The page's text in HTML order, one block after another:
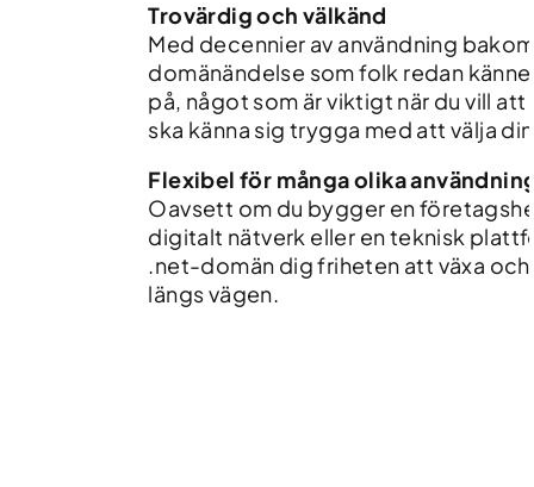
Trovärdig och välkänd
Med decennier av användning
domänändelse som folk redan
på, något som är viktigt när du vill
ska känna sig trygga med att välja
Flexibel för många olika
Oavsett om du bygger en
digitalt nätverk eller en teknisk
.net-domän dig friheten att växa och
längs vägen.